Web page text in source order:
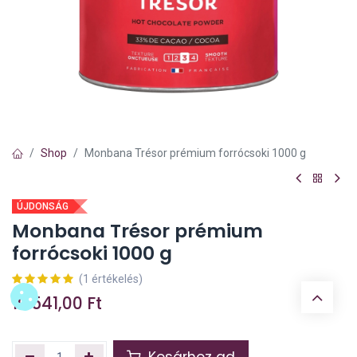
Shop Monbana Trésor prémium forrócsoki 1000 g
ÚJDONSÁG
Monbana Trésor prémium
forrócsoki 1000 g
(1 értékelés)
10.541,00 Ft